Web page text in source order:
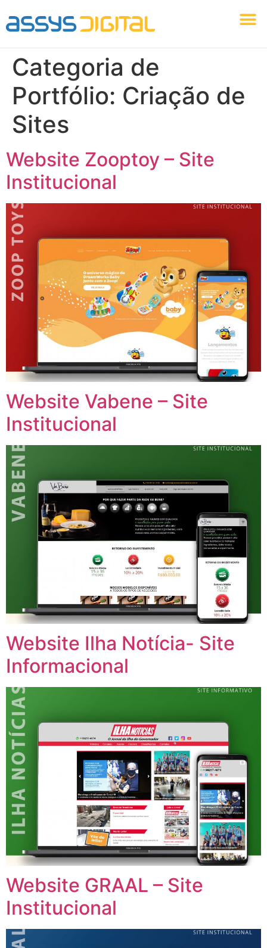
Categoria de
Portfólio: Criação de
Sites
Website Zooptoy – Site
Institucional
Website Vabene – Site
Institucional
Website Ilha Notícia- Site
Informacional
Website GRAAL – Site
Institucional